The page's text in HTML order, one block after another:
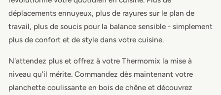
déplacements ennuyeux, plus de rayures sur le plan de
travail, plus de soucis pour la balance sensible - simplement
plus de confort et de style dans votre cuisine.
N'attendez plus et offrez à votre Thermomix la mise à
niveau qu'il mérite. Commandez dès maintenant votre
planchette coulissante en bois de chêne et découvrez